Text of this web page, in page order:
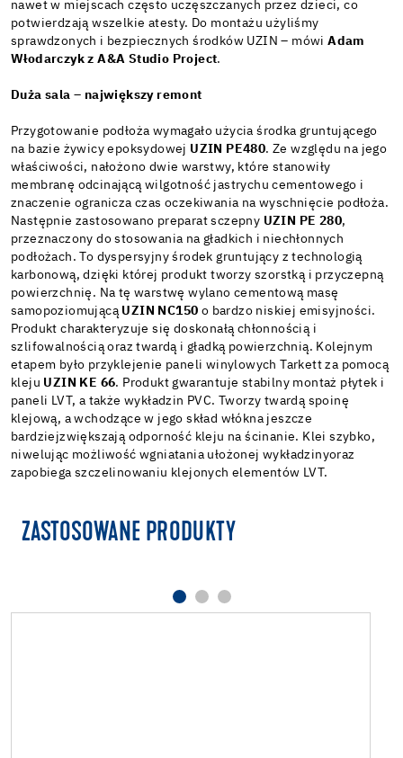
nawet w miejscach często uczęszczanych przez dzieci, co
potwierdzają wszelkie atesty. Do montażu użyliśmy
sprawdzonych i bezpiecznych środków UZIN – mówiAdam
Włodarczyk z A&A Studio Project.
Duża sala – największy remont
Przygotowanie podłoża wymagało użycia środka gruntującego
na bazie żywicy epoksydowej UZIN PE480. Ze względu na jego
właściwości, nałożono dwie warstwy, które stanowiły
membranę odcinającą wilgotność jastrychu cementowego i
znaczenie ogranicza czas oczekiwania na wyschnięcie podłoża.
Następnie zastosowano preparat sczepny UZIN PE 280,
przeznaczony do stosowania na gładkich i niechłonnych
podłożach. To dyspersyjny środek gruntujący z technologią
karbonową, dzięki której produkt tworzy szorstką i przyczepną
powierzchnię. Na tę warstwę wylano cementową masę
samopoziomującą UZIN NC150 o bardzo niskiej emisyjności.
Produkt charakteryzuje się doskonałą chłonnością i
szlifowalnością oraz twardą i gładką powierzchnią. Kolejnym
etapem było przyklejenie paneli winylowych Tarkett za pomocą
kleju UZIN KE 66. Produkt gwarantuje stabilny montaż płytek i
paneli LVT, a także wykładzin PVC. Tworzy twardą spoinę
klejową, a wchodzące w jego skład włókna jeszcze
bardziejzwiększają odporność kleju na ścinanie. Klei szybko,
niwelując możliwość wgniatania ułożonej wykładzinyoraz
zapobiega szczelinowaniu klejonych elementów LVT.
ZASTOSOWANE PRODUKTY